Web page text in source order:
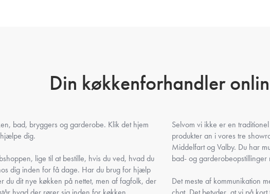
Din køkkenforhandler
bad, bryggers og garderobe. Klik det hjem
dig.
lige til at bestille, hvis du ved, hvad du
dig inden for få dage. Har du brug for hjælp
du dit nye køkken på nettet, men af fagfolk, der
Selvom vi ikke er en
produkter an i vores tre
Middelfart og Valby. Du har
bad- og
Det meste af kommunikation